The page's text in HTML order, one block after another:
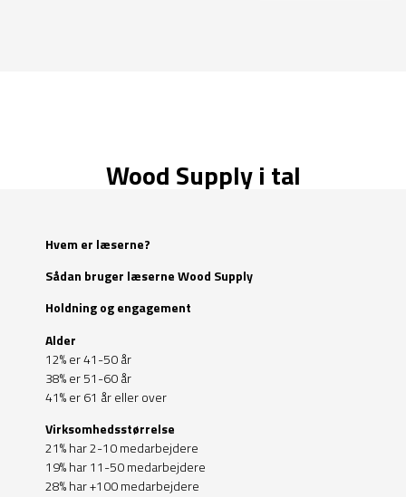
Wood Supply i tal
Hvem er læserne?
Sådan bruger læserne Wood Supply
Holdning og engagement
Alder
12% er 41-50 år
38% er 51-60 år
41% er 61 år eller over
Virksomhedsstørrelse
21% har 2-10 medarbejdere
19% har 11-50 medarbejdere
28% har +100 medarbejdere